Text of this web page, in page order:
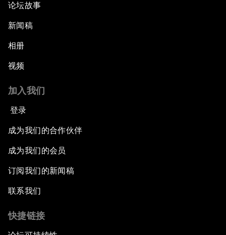
论坛故事
新闻稿
相册
视频
加入我们
登录
成为我们的合作伙伴
成为我们的会员
订阅我们的新闻稿
联系我们
快捷链接